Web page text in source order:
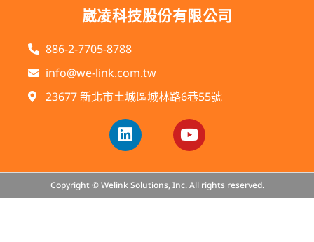
崴凌科技股份有限公司
886-2-7705-8788
info@we-link.com.tw
23677 新北市土城區城林路6巷55號
Copyright © Welink Solutions, Inc. All rights reserved.